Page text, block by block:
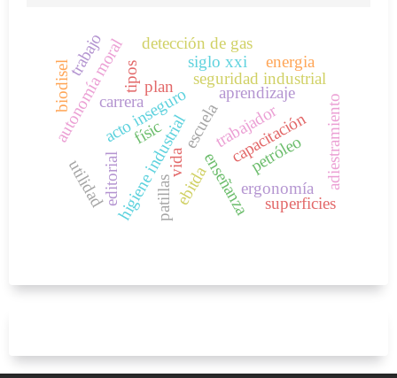
enseñanza
escuela
vida
aprendizaje
ergonomía
capacitación
seguridad industrial
higiene industrial
acto inseguro
editorial
plan
carrera
siglo xxi
ebitda
utilidad
autonomía moral energia
petróleo
biodisel
superficies
detección de gas
patillas
adiestramiento
trabajador
físic
trabajo tipos